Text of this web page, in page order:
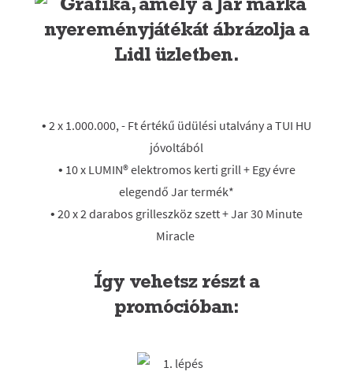
• 2 x 1.000.000, - Ft értékű üdülési utalvány a TUI HU
jóvoltából
• 10 x LUMIN® elektromos kerti grill + Egy évre
elegendő Jar termék*
• 20 x 2 darabos grilleszköz szett + Jar 30 Minute
Miracle
Így vehetsz részt a
promócióban: